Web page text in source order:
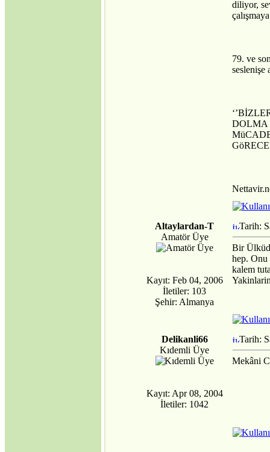
diliyor,
79. ve
seslenişe
DOLMA
Altaylardan-T
Amatör Üye
Kayıt: Feb 04, 2006
İletiler: 103
Şehir: Almanya
Tarih:
Bir
hep.
kalem
Delikanli66
Kıdemli Üye
Kayıt: Apr 08, 2004
İletiler: 1042
Tarih:
Mekâni